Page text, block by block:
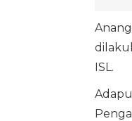
ISL.